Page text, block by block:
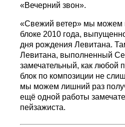
«Вечерний звон».
«Свежий ветер» мы можем
блоке 2010 года,
дня рождения Левитана.
Левитана, выполненный
замечательный, как любой
блок по композиции не
мы можем лишний раз
ещё одной работы
пейзажиста.